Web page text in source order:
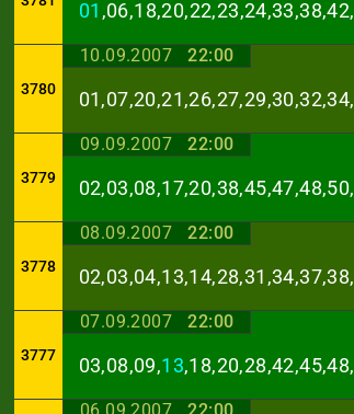
01 ,06,18,20,22,23,24,33,38,42,
3780
10.09.2007 22:00
01,07,20,21,26,27,29,30,32,34,
3779
09.09.2007 22:00
02,03,08,17,20,38,45,47,48,50,
3778
08.09.2007 22:00
02,03,04,13,14,28,31,34,37,38,
3777
07.09.2007 22:00
03,08,09,13,18,20,28,42,45,48,